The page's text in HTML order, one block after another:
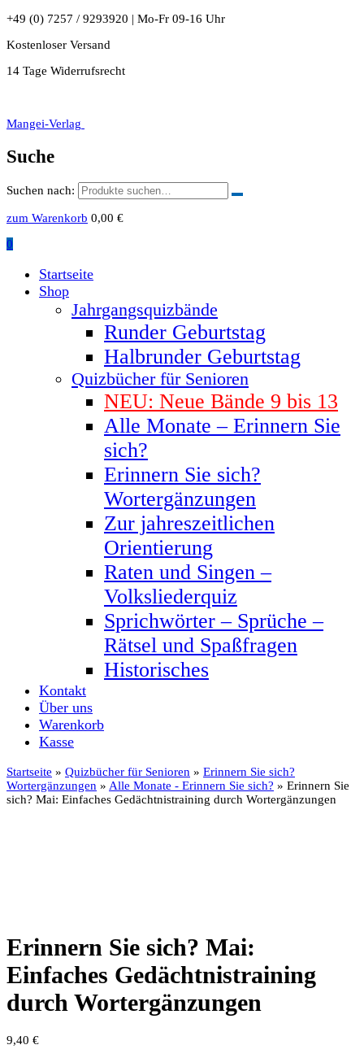
+49 (0) 7257 / 9293920 | Mo-Fr 09-16 Uhr
Kostenloser Versand
14 Tage Widerrufsrecht
Mangei-Verlag
Suche
Suchen nach:
zum Warenkorb 0,00 €
0
Startseite
Shop
Jahrgangsquizbände
Runder Geburtstag
Halbrunder Geburtstag
Quizbücher für Senioren
NEU: Neue Bände 9 bis 13
Alle Monate – Erinnern Sie
sich?
Erinnern Sie sich?
Wortergänzungen
Zur jahreszeitlichen
Orientierung
Raten und Singen –
Volksliederquiz
Sprichwörter – Sprüche –
Rätsel und Spaßfragen
Historisches
Kontakt
Über uns
Warenkorb
Kasse
Startseite » Quizbücher für Senioren » Erinnern Sie sich?
Wortergänzungen » Alle Monate - Erinnern Sie sich? » Erinnern Sie
sich? Mai: Einfaches Gedächtnistraining durch Wortergänzungen
Erinnern Sie sich? Mai:
Einfaches Gedächtnistraining
durch Wortergänzungen
9,40 €